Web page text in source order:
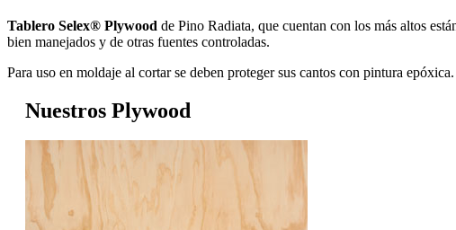
Tablero Selex® Plywood de Pino Radiata, que cuentan con los más altos
bien manejados y de otras fuentes controladas.
Para uso en moldaje al cortar se deben proteger sus cantos con pintura
Nuestros Plywood